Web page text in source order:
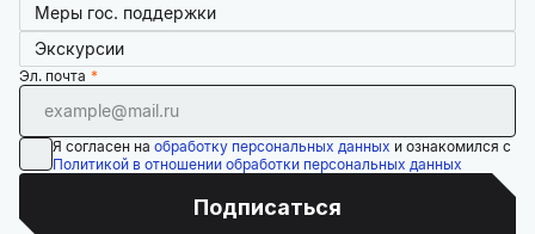
Меры гос. поддержки
Экскурсии
Эл. почта
Я согласен на обработку персональных данных и ознакомился с
Политикой в отношении обработки персональных данных
Подписаться